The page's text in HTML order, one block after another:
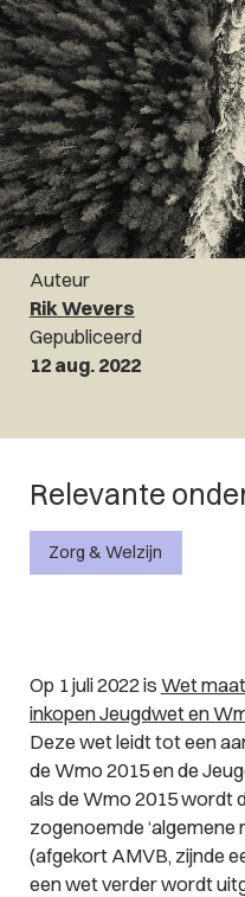
Auteur
Rik Wevers
Gepubliceerd
12 aug. 2022
Relevante
Zorg & Welzijn
Op 1 juli 2022 is Wet
inkopen Jeugdwet en
Deze wet leidt tot een
de Wmo 2015 en de
als de Wmo 2015 wordt
zogenoemde ‘algemene
(afgekort AMVB, zijnde
een wet verder wordt